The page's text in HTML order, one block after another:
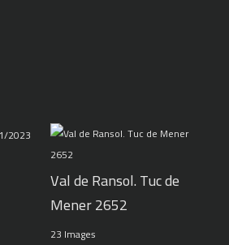
Val de Ransol. Tuc de
Mener 2652
23 Images